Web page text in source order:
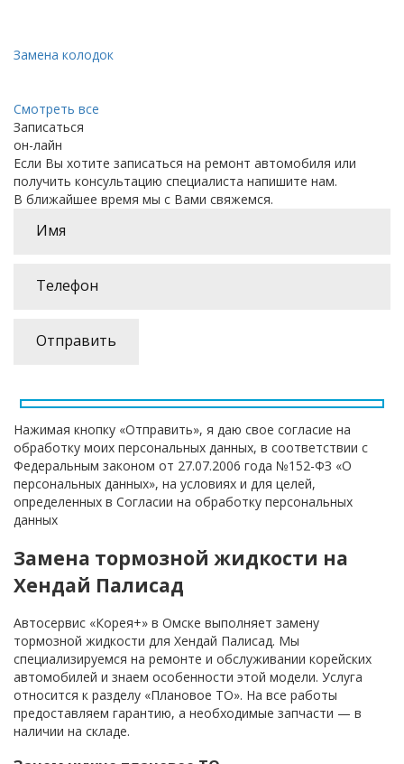
Замена колодок
Смотреть все
Записаться
он-лайн
Если Вы хотите записаться на ремонт автомобиля или
получить консультацию специалиста напишите нам.
В ближайшее время мы с Вами свяжемся.
Нажимая кнопку «Отправить», я даю свое согласие на
обработку моих персональных данных, в соответствии с
Федеральным законом от 27.07.2006 года №152-ФЗ «О
персональных данных», на условиях и для целей,
определенных в Согласии на обработку персональных
данных
Замена тормозной жидкости на
Хендай Палисад
Автосервис «Корея+» в Омске выполняет замену
тормозной жидкости для Хендай Палисад. Мы
специализируемся на ремонте и обслуживании корейских
автомобилей и знаем особенности этой модели. Услуга
относится к разделу «Плановое ТО». На все работы
предоставляем гарантию, а необходимые запчасти — в
наличии на складе.